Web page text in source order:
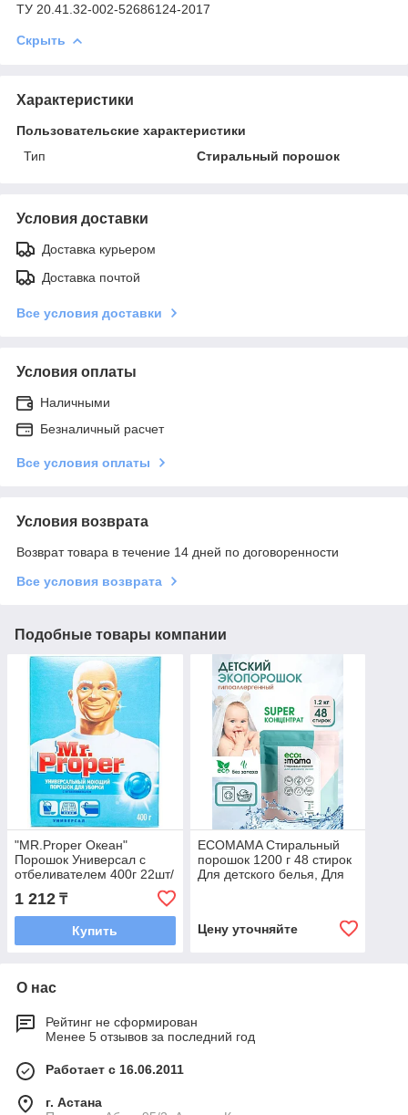
ТУ 20.41.32-002-52686124-2017
Скрыть
Характеристики
Пользовательские характеристики
Тип
Стиральный порошок
Условия доставки
Доставка курьером
Доставка почтой
Все условия доставки
Условия оплаты
Наличными
Безналичный расчет
Все условия оплаты
Условия возврата
Возврат товара в течение 14 дней по договоренности
Все условия возврата
Подобные товары компании
"MR.Proper Океан"
Порошок Универсал с
отбеливателем 400г 22шт/
1 212 ₸
Купить
ECOMAMA Стиральный
порошок 1200 г 48 стирок
Для детского белья, Для
Цену уточняйте
О нас
Рейтинг не сформирован
Менее 5 отзывов за последний год
Работает с 16.06.2011
г. Астана